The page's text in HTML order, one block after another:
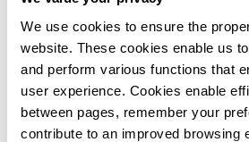
We use cookies to ensure the
website. These cookies enable us
and perform various functions that
user experience. Cookies enable
between pages, remember your
contribute to an improved browsing
моментально автоматически
оплаты заказа. В случаях когда
дополнительное уточнение
цель использования - может
времени.